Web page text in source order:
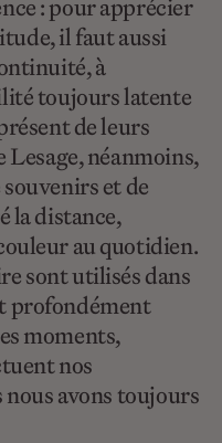
: pour apprécier
il faut aussi
à
toujours latente
de leurs
néanmoins,
et de
la distance,
au quotidien.
sont utilisés dans
profondément
moments,
nos
nous avons toujours